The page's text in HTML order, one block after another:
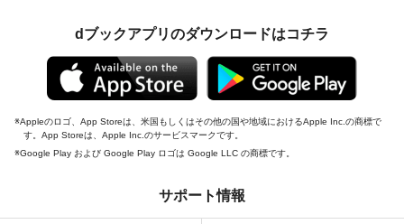
dブックアプリのダウンロードはコチラ
Appleのロゴ、App Storeは、米国もしくはその他の国や地域におけるApple Inc.の商標で
す。App Storeは、Apple Inc.のサービスマークです。
Google Play および Google Play ロゴは Google LLC の商標です。
サポート情報